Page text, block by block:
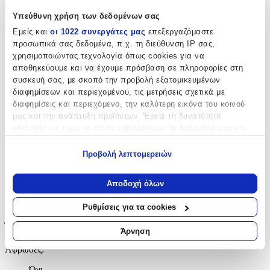
Υπεύθυνη χρήση των δεδομένων σας
Εμείς και οι 1022 συνεργάτες μας επεξεργαζόμαστε
προσωπικά σας δεδομένα, π.χ. τη διεύθυνση IP σας,
χρησιμοποιώντας τεχνολογία όπως cookies για να
αποθηκεύουμε και να έχουμε πρόσβαση σε πληροφορίες στη
συσκευή σας, με σκοπό την προβολή εξατομικευμένων
διαφημίσεων και περιεχομένου, τις μετρήσεις σχετικά με
διαφημίσεις και περιεχόμενο, την καλύτερη εικόνα του κοινού
μας και την ανάπτυξη προϊόντων. Έχετε τη δυνατότητα
Να συλλέξουμε πληροφορίες σχετικά με τη γεωγραφική
σας τοποθεσία, οι οποίες μπορεί να είναι ακριβείς σε
απόσταση μερικών μέτρων
Να αναγνωρίσουμε τη συσκευή σας σαρώνοντας ενεργά
για συγκεκριμένα χαρακτηριστικά (δακτυλικό αποτύπωμα)
Μάθετε περισσότερα σχετικά με τον τρόπο επεξεργασίας των
προσωπικών σας δεδομένων και καθορίστε τις προτιμήσεις σας
στηνενότητα “Λεπτομέρειες”
Προβολή λεπτομερειών
Αποδοχή όλων
Ρυθμίσεις για τα cookies
Άρνηση
Χαρακτηριστικά
Κατασκευαστής:
Ango
Βασικά Χαρακτηριστικά
Έξτρα Χαρακτηριστικά
Αφρώδες: